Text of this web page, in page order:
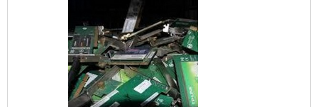
as ações da borracha e permitir sua
aplicação na fabricação de outros materiais.
As principais aplicações do regenerado são:
Bandagem para recauchutagem de pneu;